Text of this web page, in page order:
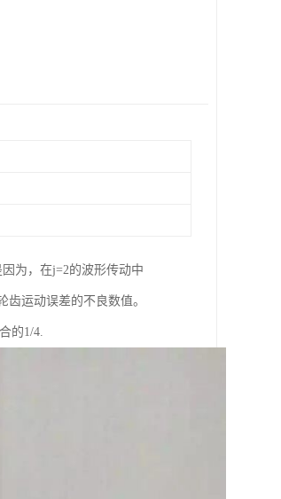
为，在j=2的波形传动中
运动误差的不良数值。
的1/4.